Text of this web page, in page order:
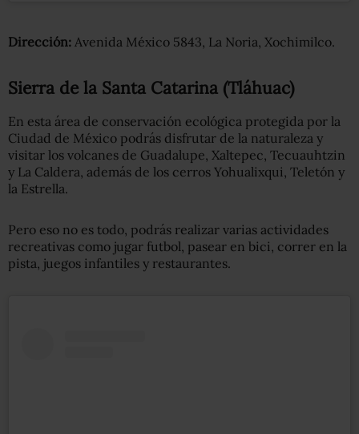
Dirección: Avenida México 5843, La Noria, Xochimilco.
Sierra de la Santa Catarina (Tláhuac)
En esta área de conservación ecológica protegida por la
Ciudad de México podrás disfrutar de la naturaleza y
visitar los volcanes de Guadalupe, Xaltepec, Tecuauhtzin
y La Caldera, además de los cerros Yohualixqui, Teletón y
la Estrella.
Pero eso no es todo, podrás realizar varias actividades
recreativas como jugar futbol, pasear en bici, correr en la
pista, juegos infantiles y restaurantes.